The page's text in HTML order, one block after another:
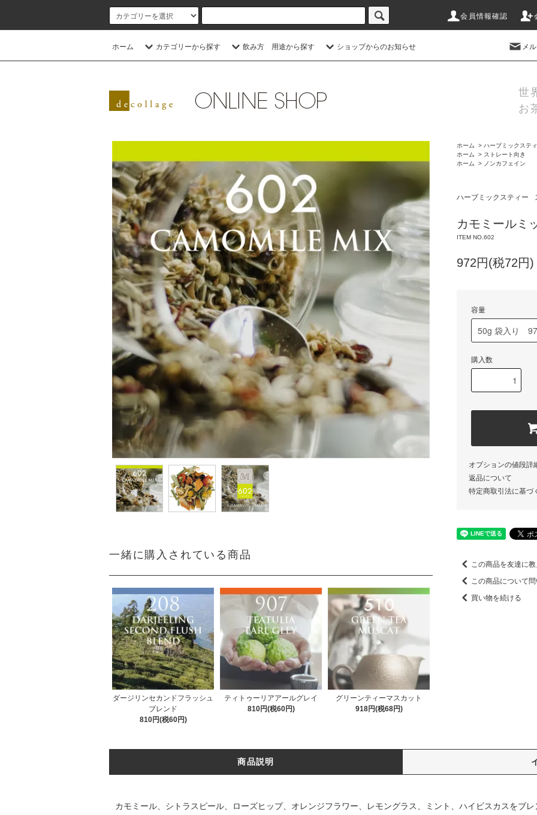
会員情報確認
ホーム カテゴリーから探す 飲み方 用途から探す ショップからのお知らせ メ
世
お
一緒に購入されている商品
ダージリンセカンドフラッシュ
ブレンド
810円(税60円)
ティトゥーリアアールグレイ
810円(税60円)
グリーンティーマスカット
918円(税68円)
ホーム > ハーブミックステ
ホーム
> ストレート向き
ホーム
> ノンカフェイン
ハーブミックスティー
カモミールミ
ITEM NO.602
972円(税72円)
容量
購入数
オプションの値段詳
返品について
特定商取引法に基づ
この商品を友達に
この商品について
買い物を続ける
商品説明
カモミール、シトラスピール、ローズヒップ、オレンジフラワー、レモングラス、ミント、ハイビスカスをブ